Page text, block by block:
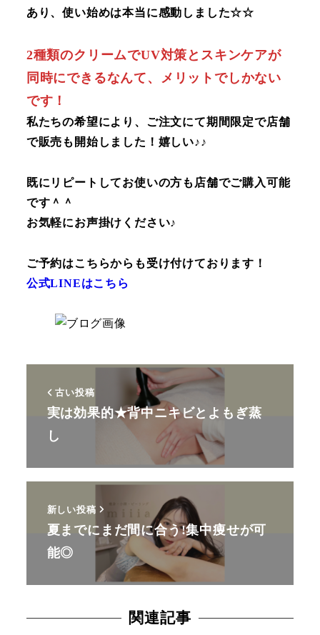
あり、使い始めは本当に感動しました☆☆
2種類のクリームでUV対策とスキンケアが
同時にできるなんて、メリットでしかない
です！
私たちの希望により、ご注文にて期間限定で店舗
で販売も開始しました！嬉しい♪♪
既にリピートしてお使いの方も店舗でご購入可能
です＾＾
お気軽にお声掛けください♪
ご予約はこちらからも受け付けております！
公式LINEはこちら
古い投稿
実は効果的★背中ニキビとよもぎ蒸
し
新しい投稿
夏までにまだ間に合う!集中痩せが可
能◎
関連記事